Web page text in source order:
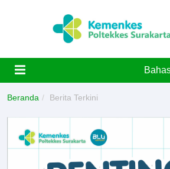
Beranda Berita Terkini